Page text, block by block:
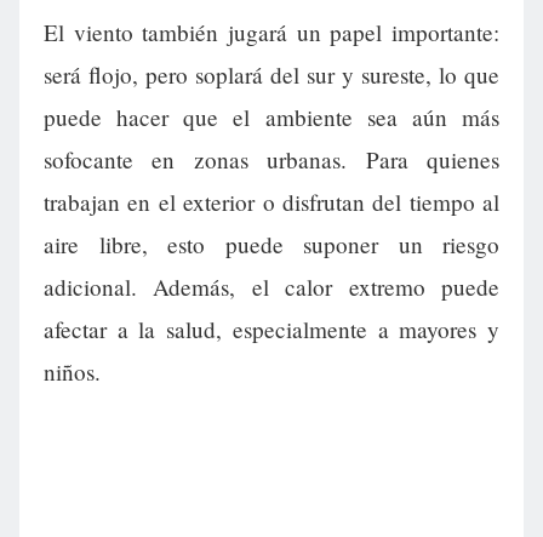
El viento también jugará un papel importante:
será flojo, pero soplará del sur y sureste, lo que
puede hacer que el ambiente sea aún más
sofocante en zonas urbanas. Para quienes
trabajan en el exterior o disfrutan del tiempo al
aire libre, esto puede suponer un riesgo
adicional. Además, el calor extremo puede
afectar a la salud, especialmente a mayores y
niños.